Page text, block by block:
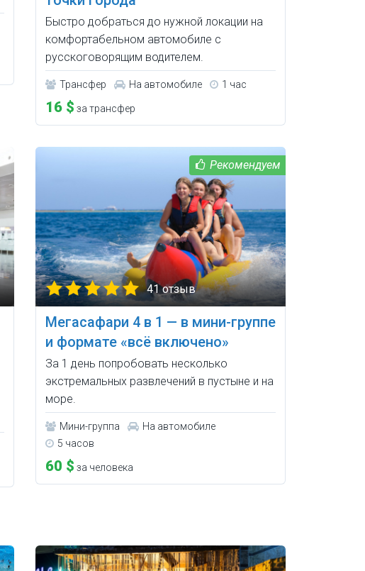
Быстро добраться до нужной локации на
комфортабельном автомобиле с
русскоговорящим водителем.
Трансфер На автомобиле 1 час
16 $ за трансфер
41 отзыв
Мегасафари 4 в 1 — в мини-группе
и формате «всё включено»
За 1 день попробовать несколько
экстремальных развлечений в пустыне и на
море.
Мини-группа
На автомобиле
5 часов
60 $ за человека